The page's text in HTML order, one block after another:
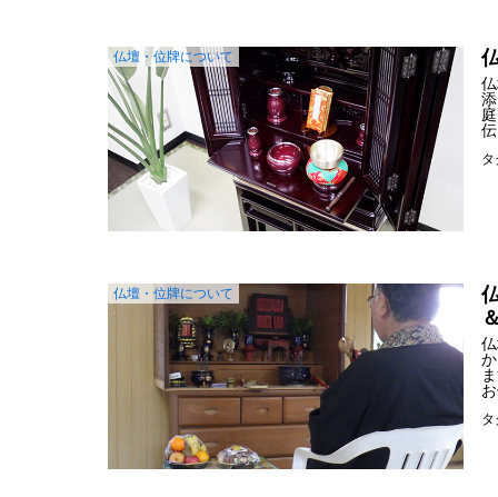
仏壇・位牌について
タ
仏壇・位牌について
タ